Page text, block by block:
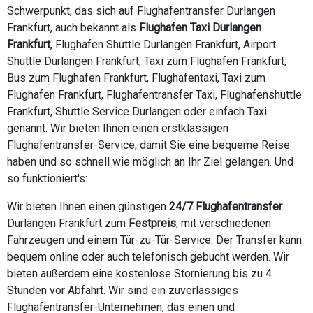
Schwerpunkt, das sich auf Flughafentransfer Durlangen
Frankfurt, auch bekannt als Flughafen Taxi Durlangen
Frankfurt, Flughafen Shuttle Durlangen Frankfurt, Airport
Shuttle Durlangen Frankfurt, Taxi zum Flughafen Frankfurt,
Bus zum Flughafen Frankfurt, Flughafentaxi, Taxi zum
Flughafen Frankfurt, Flughafentransfer Taxi, Flughafenshuttle
Frankfurt, Shuttle Service Durlangen oder einfach Taxi
genannt. Wir bieten Ihnen einen erstklassigen
Flughafentransfer-Service, damit Sie eine bequeme Reise
haben und so schnell wie möglich an Ihr Ziel gelangen. Und
so funktioniert's:
Wir bieten Ihnen einen günstigen 24/7 Flughafentransfer
Durlangen Frankfurt zum Festpreis, mit verschiedenen
Fahrzeugen und einem Tür-zu-Tür-Service. Der Transfer kann
bequem online oder auch telefonisch gebucht werden. Wir
bieten außerdem eine kostenlose Stornierung bis zu 4
Stunden vor Abfahrt. Wir sind ein zuverlässiges
Flughafentransfer-Unternehmen, das einen und